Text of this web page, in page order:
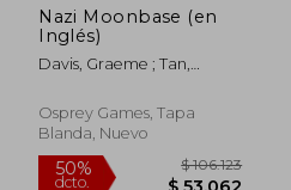
50%
dcto. $ 36.979
Nazi Moonbase (en
Inglés)
Davis, Graeme ; Tan,
Osprey Games, Tapa
Blanda, Nuevo